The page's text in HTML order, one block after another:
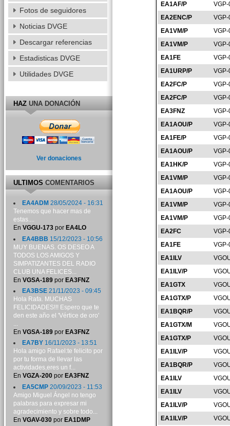
EA1AF/P
EA2ENC/P
EA1VM/P
EA1VM/P
EA1FE
EA1URP/P
EA2FC/P
EA2FC/P
EA3FNZ
EA1AOU/P
VGP-
EA1FE/P
VGP-
EA1AOU/P
EA1HK/P
EA1VM/P
EA1AOU/P
EA1VM/P
EA1VM/P
EA2FC
EA1FE
EA1ILV
EA1ILV/P
EA1GTX
EA1GTX/P
EA1BQR/P
EA1GTX/M
EA1GTX/P
EA1ILV/P
EA1BQR/P
EA1ILV
EA1ILV
EA1ILV/P
EA1ILV/P
Fotos de seguidores
Noticias DVGE
Descargar referencias
Estadisticas DVGE
Utilidades DVGE
HAZUNA DONACIÓN
Ver donaciones
ULTIMOSCOMENTARIOS
EA4ADM 28/05/2024 - 16:31
Tenemos que hacer mas de
estas....
En VGGU-173por EA4LO
EA4BBB 15/12/2023 - 10:56
MUY BUENAS. OS DESEO A
TODOS LOS AMIGOS Y
SIMPATIZANTES DEL RADIO
CLUB UNA FELICES...
En VGSA-189por EA3FNZ
EA3BSE21/11/2023 - 09:45
Hola Rafa. MUCHAS
FELICIDADES!!! Espero que te
den este año el 'Vértice de oro'
...
En VGSA-189por EA3FNZ
EA7BY16/11/2023 - 13:51
Hola amigo Rafael:te felicito por
por tu forma de llevar las
actividades,eres un f...
En VGZA-200por EA3FNZ
EA5CMP20/09/2023 - 11:53
Amigo Miguel Ángel no tengo
palabras para expresar mi
agradecimiento y sobre todo...
En VGAV-030por EA1DMP